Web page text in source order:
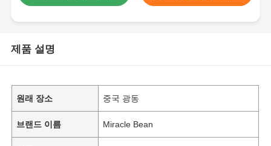
제품 설명
원래 장소 중국 광동
브랜드 이름 Miracle Bean